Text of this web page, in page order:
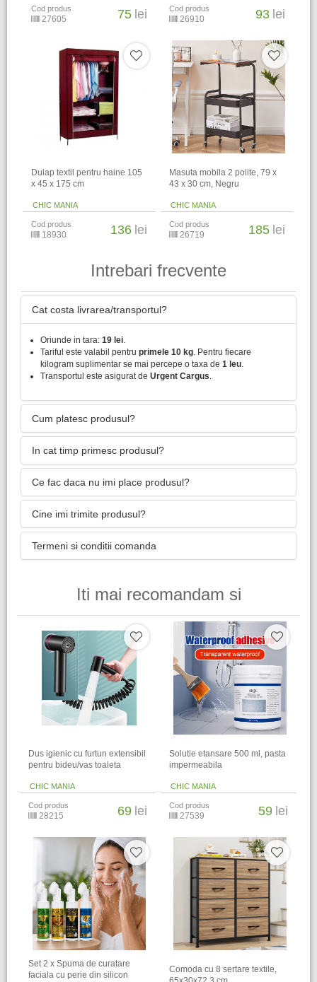
Cod produs
27605 75 lei Cod produs
26910 93 lei
Dulap textil pentru haine 105
x 45 x 175 cm
CHIC MANIA
Cod produs
18930 136 lei
Masuta mobila 2 polite, 79 x
43 x 30 cm, Negru
CHIC MANIA
Cod produs
26719 185 lei
Intrebari frecvente
Cat costa livrarea/transportul?
Oriunde in tara: 19 lei
Tariful este valabil pentru primele 10 kg . Pentru fiecare
kilogram suplimentar se mai percepe o taxa de 1 leu
Transportul este asigurat de Urgent Cargus
Cum platesc produsul?
In cat timp primesc produsul?
Ce fac daca nu imi place produsul?
Cine imi trimite produsul?
Termeni si conditii comanda
Iti mai recomandam si
Dus igienic cu furtun extensibil
pentru bideu/vas toaleta
CHIC MANIA
Cod produs
28215 69 lei
Solutie etansare 500 ml, pasta
impermeabila
CHIC MANIA
Cod produs
27539 59 lei
Set 2 x Spuma de curatare
faciala cu perie din silicon
Comoda cu 8 sertare textile,